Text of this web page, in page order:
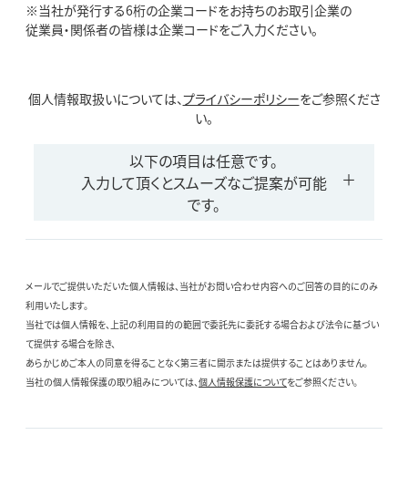
※当社が発行する6桁の企業コードをお持ちのお取引企業の
従業員・関係者の皆様は企業コードをご入力ください。
個人情報取扱いについては、プライバシーポリシーをご参照くださ
い。
以下の項目は任意です。
入力して頂くとスムーズなご提案が可能
です。
メールでご提供いただいた個人情報は、当社がお問い合わせ内容へのご回答の目的にのみ
利用いたします。
当社では個人情報を、上記の利用目的の範囲で委託先に委託する場合および法令に基づい
て提供する場合を除き、
あらかじめご本人の同意を得ることなく第三者に開示または提供することはありません。
当社の個人情報保護の取り組みについては、個人情報保護についてをご参照ください。